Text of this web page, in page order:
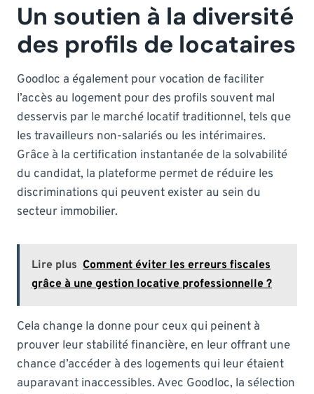
Un soutien à la diversité
des profils de locataires
Goodloc a également pour vocation de faciliter
l’accès au logement pour des profils souvent mal
desservis par le marché locatif traditionnel, tels que
les travailleurs non-salariés ou les intérimaires.
Grâce à la certification instantanée de la solvabilité
du candidat, la plateforme permet de réduire les
discriminations qui peuvent exister au sein du
secteur immobilier.
Lire plus Comment éviter les erreurs fiscales
grâce à une gestion locative professionnelle ?
Cela change la donne pour ceux qui peinent à
prouver leur stabilité financière, en leur offrant une
chance d’accéder à des logements qui leur étaient
auparavant inaccessibles. Avec Goodloc, la sélection